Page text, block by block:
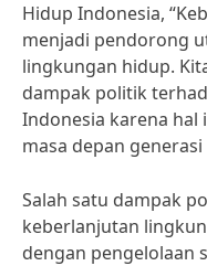
Hidup Indonesia,
menjadi pendorong
lingkungan hidup.
dampak politik
Indonesia karena hal
masa depan
Salah satu dampak
keberlanjutan
dengan pengelolaan